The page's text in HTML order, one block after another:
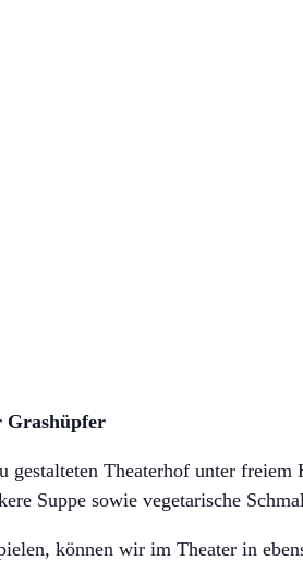
Grashüpfer
gestalteten Theaterhof unter
Suppe sowie vegetarische
können wir im Theater in